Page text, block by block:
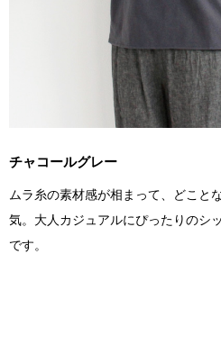
チャコールグレー
ムラ糸の素材感が相まって、どこと
気。大人カジュアルにぴったりのシ
です。